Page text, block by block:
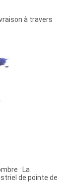
à travers
: La
de pointe de